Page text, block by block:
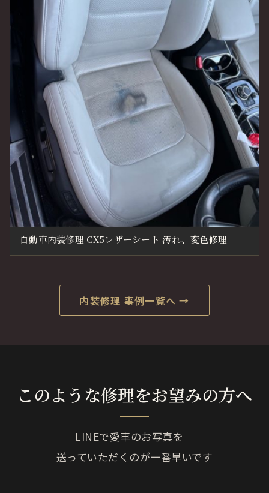
自動車内装修理 CX5レザーシート 汚れ、変色修理
内装修理 事例一覧へ →
このような修理をお望みの方へ
LINEで愛車のお写真を
送っていただくのが一番早いです